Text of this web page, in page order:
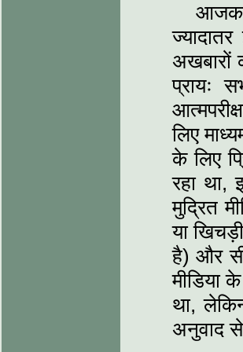
आजकल
अखबारों
प्रायः
लिए
के लिए
रहा था,
मुद्रित
या
है) और
मीडिया
था,
अनुवाद